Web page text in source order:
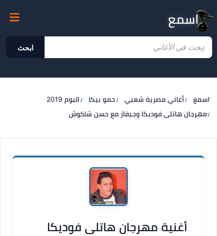
اسمع
ابحث
اسمع أغاني مصرية شعبي حمو بيكا
البوم 2019
مهرجان هاتلى فوديكا وجيفاز مع حسن شاكوش
أغنية مهرجان هاتلى فوديكا